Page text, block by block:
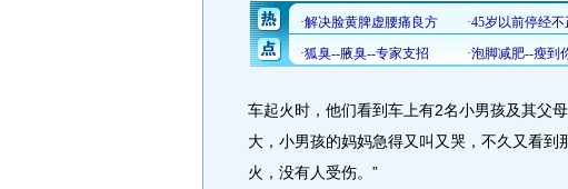
车起火时，他们看到车上有2名小男孩及其父
大，小男孩的妈妈急得又叫又哭，不久又看到
火，没有人受伤。”